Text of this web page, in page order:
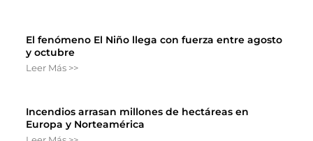
El fenómeno El Niño llega con fuerza entre agosto
y octubre
Leer Más >>
Incendios arrasan millones de hectáreas en
Europa y Norteamérica